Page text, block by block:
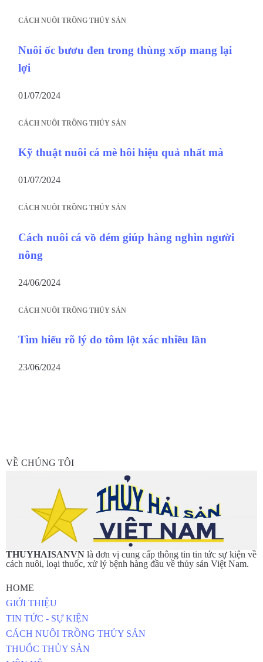
CÁCH NUÔI TRỒNG THỦY SẢN
Nuôi ốc bươu đen trong thùng xốp mang lại
lợi
01/07/2024
CÁCH NUÔI TRỒNG THỦY SẢN
Kỹ thuật nuôi cá mè hôi hiệu quả nhất mà
01/07/2024
CÁCH NUÔI TRỒNG THỦY SẢN
Cách nuôi cá vồ đém giúp hàng nghìn người
nông
24/06/2024
CÁCH NUÔI TRỒNG THỦY SẢN
Tìm hiểu rõ lý do tôm lột xác nhiều lần
23/06/2024
VỀ CHÚNG TÔI
THUYHAISANVN là đơn vị cung cấp thông tin tin tức sự kiện về
cách nuôi, loại thuốc, xử lý bệnh hàng đầu về thủy sản Việt Nam.
HOME
GIỚI THIỆU
TIN TỨC - SỰ KIỆN
CÁCH NUÔI TRỒNG THỦY SẢN
THUỐC THỦY SẢN